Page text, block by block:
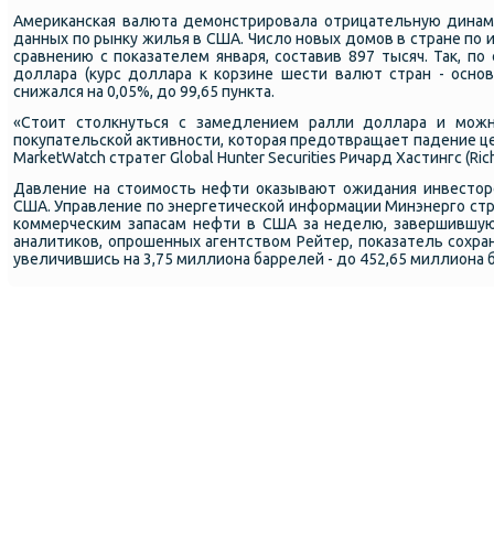
Американская валюта демонстрировала отрицательную
данных по рынку жилья в США. Число новых домов в стране по
сравнению с показателем января, составив 897 тысяч. Так,
доллара (курс доллара к корзине шести валют стран -
снижался на 0,05%, до 99,65 пункта.
«Стоит столкнуться с замедлением ралли доллара и
покупательской активности, которая предотвращает падение
MarketWatch стратег Global Hunter Securities Ричард Хастингс
Давление на стоимость нефти оказывают ожидания
США. Управление по энергетической информации Минэнерго
коммерческим запасам нефти в США за неделю,
аналитиков, опрошенных агентством Рейтер, показатель
увеличившись на 3,75 миллиона баррелей - до 452,65 миллиона